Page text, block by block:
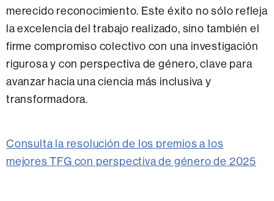
merecido reconocimiento. Este éxito no sólo refleja
la excelencia del trabajo realizado, sino también el
firme compromiso colectivo con una investigación
rigurosa y con perspectiva de género, clave para
avanzar hacia una ciencia más inclusiva y
transformadora.
Consulta la resolución de los premios a los
mejores TFG con perspectiva de género de 2025